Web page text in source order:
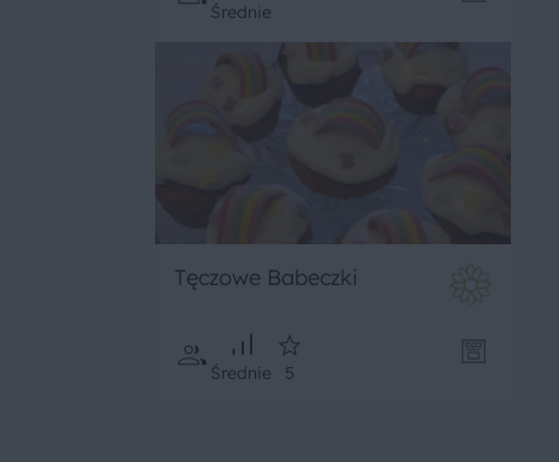
Średnie
Tęczowe Babeczki
Średnie 5